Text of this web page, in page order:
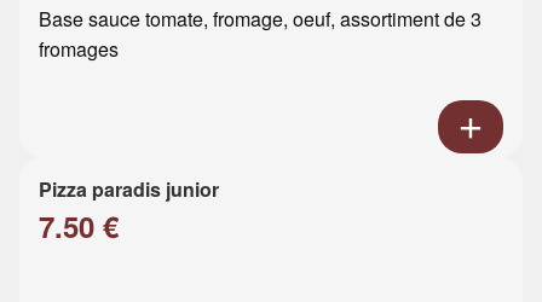
Base sauce tomate, fromage, oeuf, assortiment de 3
fromages
Pizza paradis junior
7.50 €